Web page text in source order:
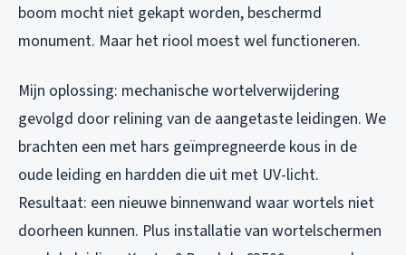
boom mocht niet gekapt worden, beschermd
monument. Maar het riool moest wel functioneren.
Mijn oplossing: mechanische wortelverwijdering
gevolgd door relining van de aangetaste leidingen. We
brachten een met hars geïmpregneerde kous in de
oude leiding en hardden die uit met UV-licht.
Resultaat: een nieuwe binnenwand waar wortels niet
doorheen kunnen. Plus installatie van wortelschermen